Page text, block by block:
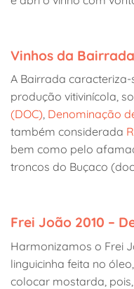
Vinhos da
A Bairrada
produção vitivinícola,
(DOC), Denominação
também considerada
bem como pelo
troncos do Buçaco
Frei João 2010 –
Harmonizamos o Frei
linguicinha feita no
colocar mostarda,